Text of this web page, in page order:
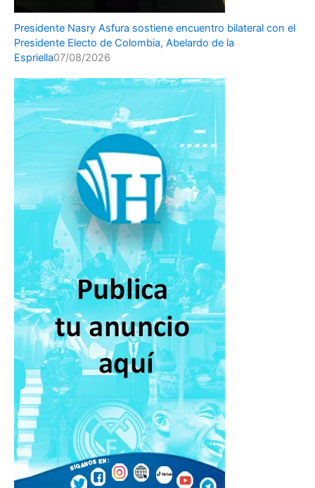
Presidente Nasry Asfura sostiene encuentro bilateral con el
Presidente Electo de Colombia, Abelardo de la
Espriella07/08/2026